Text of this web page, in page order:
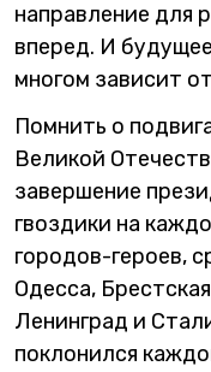
направление для
вперед. И
многом зависит
Помнить о
Великой
завершение
гвоздики на
городов-героев,
Одесса,
Ленинград и
поклонился